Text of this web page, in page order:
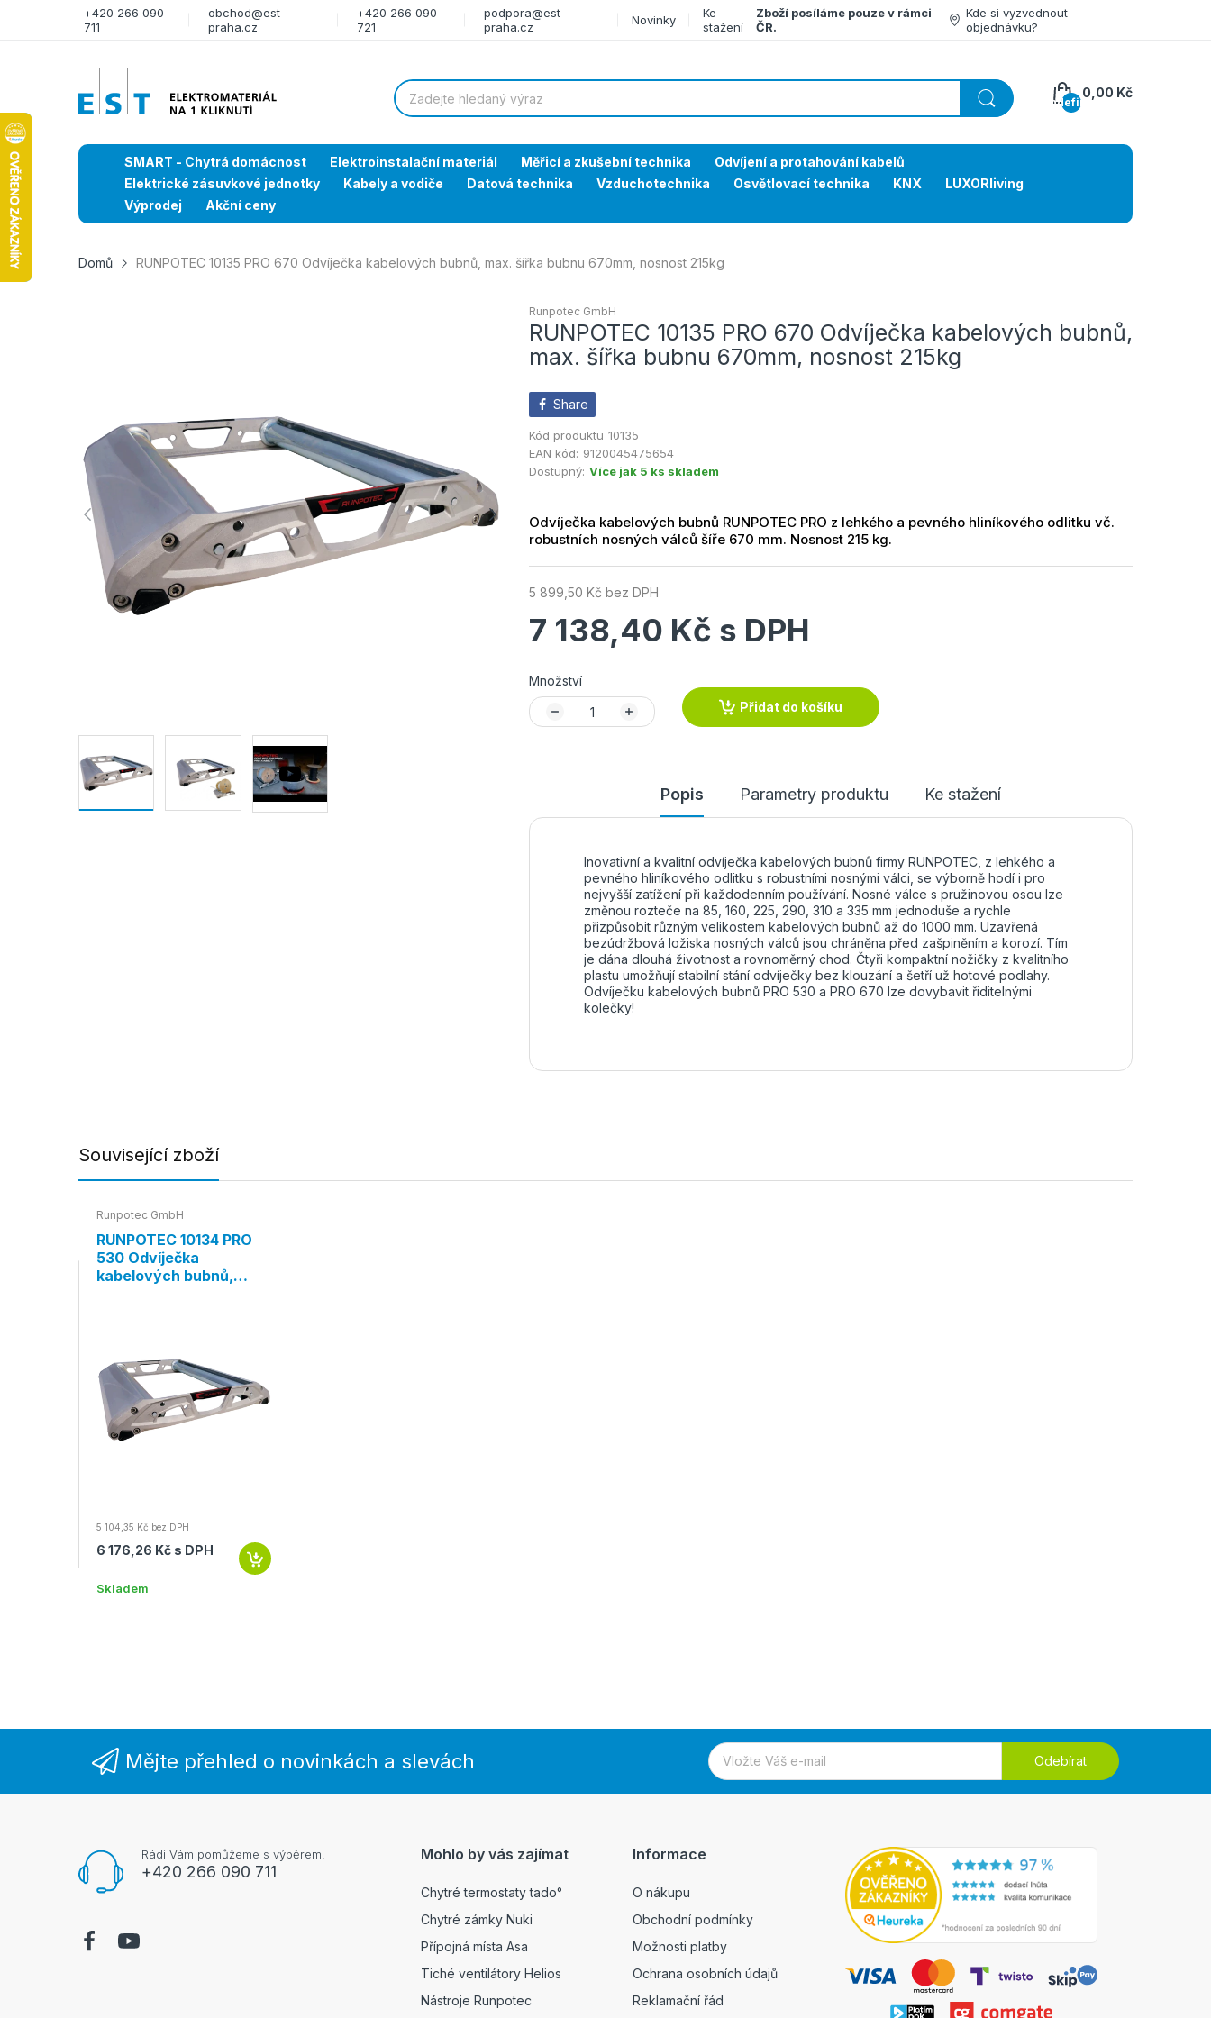
+420 266 090
711
obchod@est-
praha.cz
+420 266 090
721
podpora@est-
praha.cz
Novinky
Ke
stažení
Zboží posíláme pouze v rámci
ČR.
Kde si vyzvednout
objednávku?
undefined
0,00 Kč
SMART - Chytrá domácnost Elektroinstalační materiál Měřicí a zkušební technika
Odvíjení a protahování kabelů
Elektrické zásuvkové jednotky
Kabely a vodiče Datová technika Vzduchotechnika Osvětlovací technika KNX
LUXORliving
Výprodej
Akční ceny
Domů RUNPOTEC 10135 PRO 670 Odvíječka kabelových bubnů, max. šířka bubnu 670mm, nosnost 215kg
Runpotec GmbH
RUNPOTEC 10135 PRO 670 Odvíječka kabelových bubnů,
max. šířka bubnu 670mm, nosnost 215kg
Share
Kód produktu 10135
EAN kód: 9120045475654
Dostupný: Více jak 5 ks skladem
Odvíječka kabelových bubnů RUNPOTEC PRO z lehkého a pevného hliníkového odlitku vč.
robustních nosných válců šíře 670 mm. Nosnost 215 kg.
5 899,50 Kč bez DPH
7 138,40 Kč s DPH
Množství
Přidat do košíku
Popis Parametry produktu Ke stažení
Inovativní a kvalitní odvíječka kabelových bubnů firmy RUNPOTEC, z lehkého a
pevného hliníkového odlitku s robustními nosnými válci, se výborně hodí i pro
nejvyšší zatížení při každodenním používání. Nosné válce s pružinovou osou lze
změnou rozteče na 85, 160, 225, 290, 310 a 335 mm jednoduše a rychle
přizpůsobit různým velikostem kabelových bubnů až do 1000 mm. Uzavřená
bezúdržbová ložiska nosných válců jsou chráněna před zašpiněním a korozí. Tím
je dána dlouhá životnost a rovnoměrný chod. Čtyři kompaktní nožičky z kvalitního
plastu umožňují stabilní stání odvíječky bez klouzání a šetří už hotové podlahy.
Odvíječku kabelových bubnů PRO 530 a PRO 670 lze dovybavit řiditelnými
kolečky!
Související zboží
Runpotec GmbH
RUNPOTEC 10134 PRO
530 Odvíječka
kabelových bubnů,
5 104,35 Kč bez DPH
6 176,26 Kč s DPH
Skladem
Mějte přehled o novinkách a slevách Odebírat
Rádi Vám pomůžeme s výběrem!
+420 266 090 711
Mohlo by vás zajímat
Chytré termostaty tado°
Chytré zámky Nuki
Přípojná místa Asa
Tiché ventilátory Helios
Nástroje Runpotec
Informace
O nákupu
Obchodní podmínky
Možnosti platby
Ochrana osobních údajů
Reklamační řád